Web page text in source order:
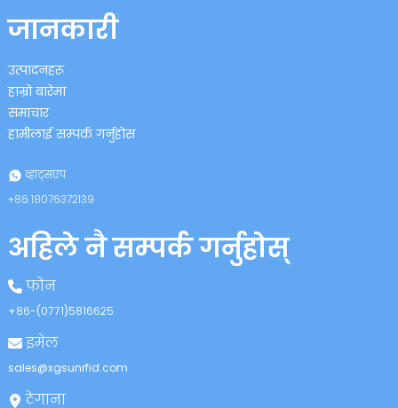
जानकारी
उत्पादनहरू
हाम्रो बारेमा
समाचार
हामीलाई सम्पर्क गर्नुहोस
व्हाट्सएप
+८६ १८०७६३७२१३९
अहिले नै सम्पर्क गर्नुहोस्
फोन
+८६-(०७७१)५८१६६२५
इमेल
sales@xgsunrfid.com
ठेगाना